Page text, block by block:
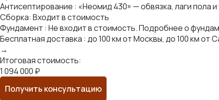
Антисептирование : «Неомид 430» — обвязка, лаги пола
Сборка: Входит в стоимость
Фундамент : Не входит в стоимость. Подробнее о
Бесплатная доставка : до 100 км от Москвы, до 100 км
→
Итоговая стоимость:
1 094 000 ₽
Получить консультацию